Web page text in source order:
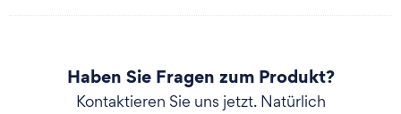
Haben Sie Fragen zum Produkt?
Kontaktieren Sie uns jetzt. Natürlich